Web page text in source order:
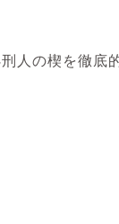
人の楔を徹底